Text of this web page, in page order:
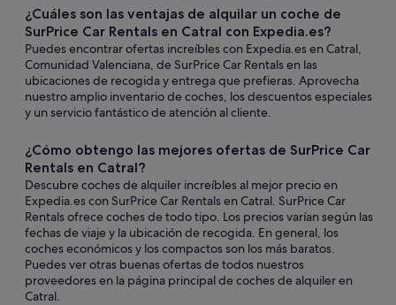
¿Cuáles son las ventajas de alquilar un coche de
SurPrice Car Rentals en Catral con Expedia.es?
Puedes encontrar ofertas increíbles con Expedia.es en Catral,
Comunidad Valenciana, de SurPrice Car Rentals en las
ubicaciones de recogida y entrega que prefieras. Aprovecha
nuestro amplio inventario de coches, los descuentos especiales
y un servicio fantástico de atención al cliente.
¿Cómo obtengo las mejores ofertas de SurPrice Car
Rentals en Catral?
Descubre coches de alquiler increíbles al mejor precio en
Expedia.es con SurPrice Car Rentals en Catral. SurPrice Car
Rentals ofrece coches de todo tipo. Los precios varían según las
fechas de viaje y la ubicación de recogida. En general, los
coches económicos y los compactos son los más baratos.
Puedes ver otras buenas ofertas de todos nuestros
proveedores en la página principal de coches de alquiler en
Catral.